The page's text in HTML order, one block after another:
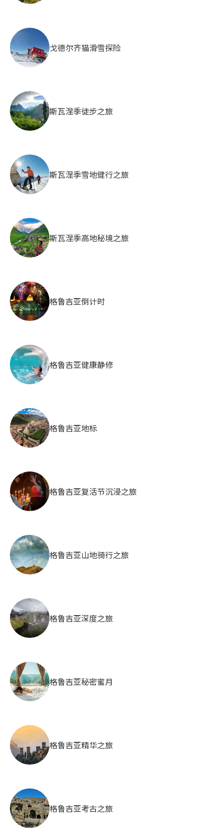
戈德尔齐猫滑雪探险
斯瓦涅季徒步之旅
斯瓦涅季雪地健行之旅
斯瓦涅季高地秘境之旅
格鲁吉亚倒计时
格鲁吉亚健康静修
格鲁吉亚地标
格鲁吉亚复活节沉浸之旅
格鲁吉亚山地骑行之旅
格鲁吉亚深度之旅
格鲁吉亚秘密蜜月
格鲁吉亚精华之旅
格鲁吉亚考古之旅